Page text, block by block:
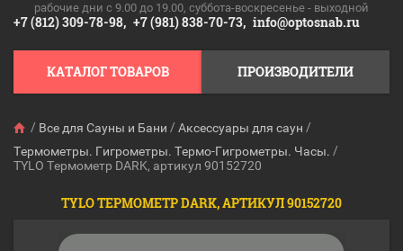
рабочие дни c 9.00 до 19.00, суббота-воскресенье - выходной
+7 (812) 309-78-98, +7 (981) 838-70-73, info@optosnab.ru
КАТАЛОГ ТОВАРОВ ПРОИЗВОДИТЕЛИ
/ Все для Сауны и Бани / Аксессуары для саун /
Термометры. Гигрометры. Термо-Гигрометры. Часы. /
TYLO Термометр DARK, артикул 90152720
TYLO ТЕРМОМЕТР DARK, АРТИКУЛ 90152720